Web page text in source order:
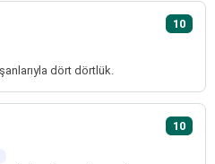
10
dört dörtlük.
10